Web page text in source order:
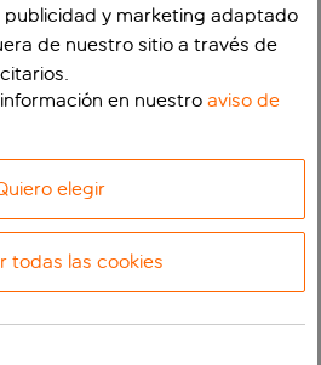
y marketing adaptado
de nuestro sitio a través de
en nuestroaviso de
elegir
todas las cookies